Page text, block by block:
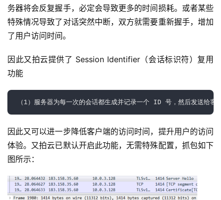
务器将会反复握手，必定会导致更多的时间损耗。或者某些
特殊情况导致了对话突然中断，双方就需要重新握手，增加
了用户访问时间。
因此又拍云提供了 Session Identifier（会话标识符）复用
功能
（1）服务器为每一次的会话都生成并记录一个 ID 号，然后发送给
因此又可以进一步降低客户端的访问时间，提升用户的访问
体验。又拍云已默认开启此功能，无需特殊配置，抓包如下
图所示：